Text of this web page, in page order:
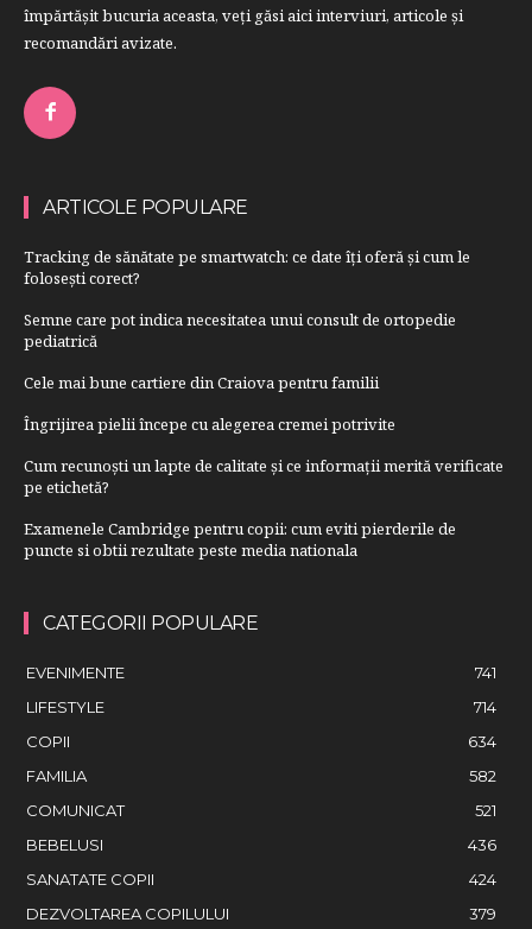
împărtăşit bucuria aceasta, veți găsi aici interviuri, articole şi
recomandări avizate.
ARTICOLE POPULARE
Tracking de sănătate pe smartwatch: ce date îți oferă și cum le
folosești corect?
Semne care pot indica necesitatea unui consult de ortopedie
pediatrică
Cele mai bune cartiere din Craiova pentru familii
Îngrijirea pielii începe cu alegerea cremei potrivite
Cum recunoști un lapte de calitate și ce informații merită verificate
pe etichetă?
Examenele Cambridge pentru copii: cum eviti pierderile de
puncte si obtii rezultate peste media nationala
CATEGORII POPULARE
EVENIMENTE
741
LIFESTYLE
714
COPII
634
FAMILIA
582
COMUNICAT
521
BEBELUSI
436
SANATATE COPII
424
DEZVOLTAREA COPILULUI
379